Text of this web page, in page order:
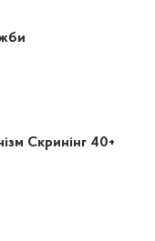
Скринінг 40+